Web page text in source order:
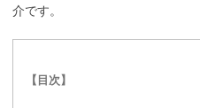
介です。
【目次】